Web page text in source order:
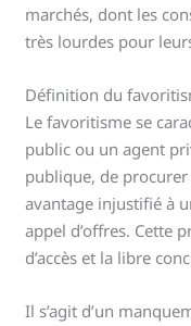
marchés, dont les
très lourdes pour
Définition du
Le favoritisme se
public ou un agent
publique, de
avantage injustifié à
appel d’offres. Cette
d’accès et la libre
Il s’agit d’un